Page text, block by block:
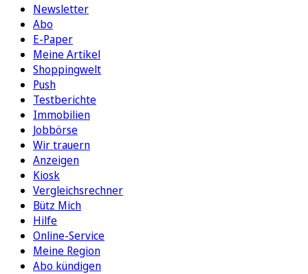
Newsletter
Abo
E-Paper
Meine Artikel
Shoppingwelt
Push
Testberichte
Immobilien
Jobbörse
Wir trauern
Anzeigen
Kiosk
Vergleichsrechner
Bütz Mich
Hilfe
Online-Service
Meine Region
Abo kündigen